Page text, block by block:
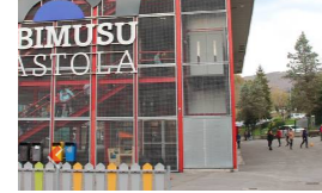
Previous